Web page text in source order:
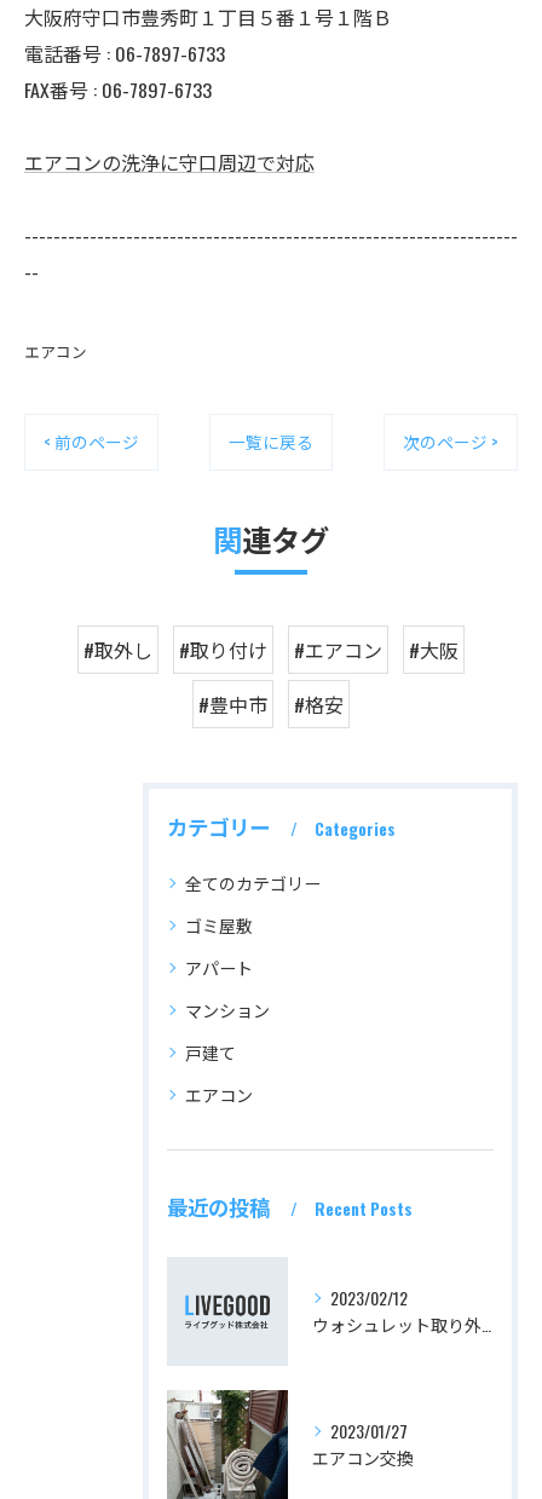
大阪府守口市豊秀町１丁目５番１号１階Ｂ
電話番号 : 06-7897-6733
FAX番号 : 06-7897-6733
エアコンの洗浄に守口周辺で対応
--------------------------------------------------------------------
--
エアコン
< 前のページ 一覧に戻る 次のページ >
関連タグ
#取外し #取り付け #エアコン
#大阪
#豊中市
#格安
カテゴリー Categories
全てのカテゴリー
ゴミ屋敷
アパート
マンション
戸建て
エアコン
最近の投稿 Recent Posts
2023/02/12
2023/01/27
エアコン交換